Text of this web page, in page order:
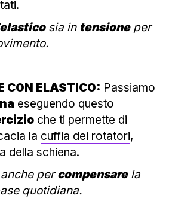
sia in tensioneper
CON ELASTICO: Passiamo
eseguendo questo
che ti permette di
la cuffia dei rotatori,
della schiena.
percompensarela
quotidiana.